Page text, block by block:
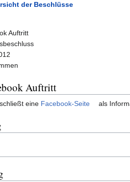
der Beschlüsse
Auftritt
Auftritt
eine Facebook-Seite als